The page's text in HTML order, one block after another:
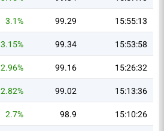
15:55:13
99.29
3.1%
15:53:58
99.34
3.15%
15:26:32
99.16
2.96%
15:13:36
99.02
2.82%
15:10:26
98.9
2.7%